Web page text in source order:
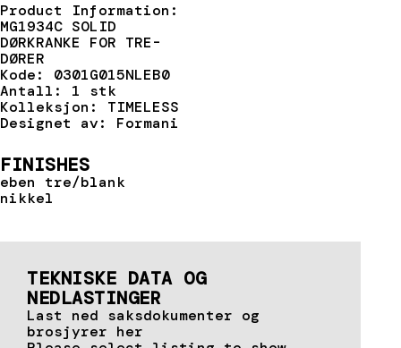
Product Information:
MG1934C SOLID
DØRKRANKE FOR TRE-
DØRER
Kode: 0301G015NLEB0
Antall: 1 stk
Kolleksjon: TIMELESS
Designet av: Formani
FINISHES
eben tre/blank
nikkel
TEKNISKE DATA OG
NEDLASTINGER
Last ned saksdokumenter og
brosjyrer her